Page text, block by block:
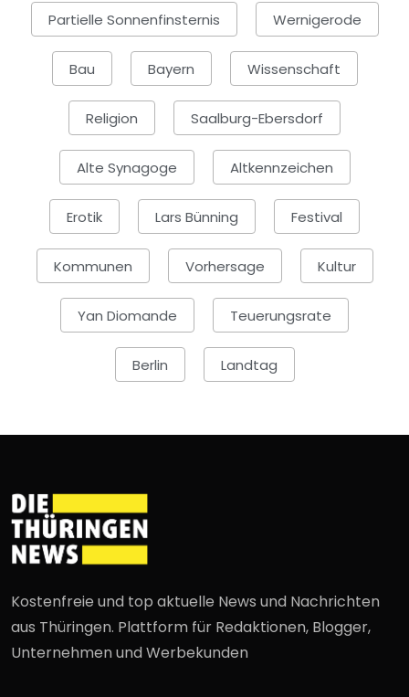
Partielle Sonnenfinsternis Wernigerode
Bau Bayern Wissenschaft
Religion Saalburg-Ebersdorf
Alte Synagoge Altkennzeichen
Erotik Lars Bünning Festival
Kommunen Vorhersage Kultur
Yan Diomande Teuerungsrate
Berlin Landtag
Kostenfreie und top aktuelle News und Nachrichten
aus Thüringen. Plattform für Redaktionen, Blogger,
Unternehmen und Werbekunden